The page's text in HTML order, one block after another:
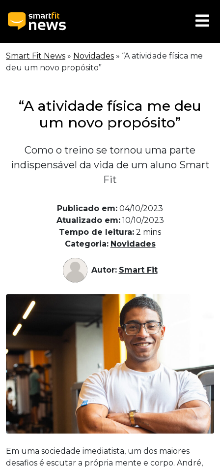
Smart Fit News » Novidades » “A atividade física me
deu um novo propósito”
“A atividade física me deu
um novo propósito”
Como o treino se tornou uma parte
indispensável da vida de um aluno Smart
Fit
Publicado em: 04/10/2023
Atualizado em: 10/10/2023
Tempo de leitura: 2 mins
Categoria: Novidades
Autor: Smart Fit
Em uma sociedade imediatista, um dos maiores
desafios é escutar a própria mente e corpo. André,